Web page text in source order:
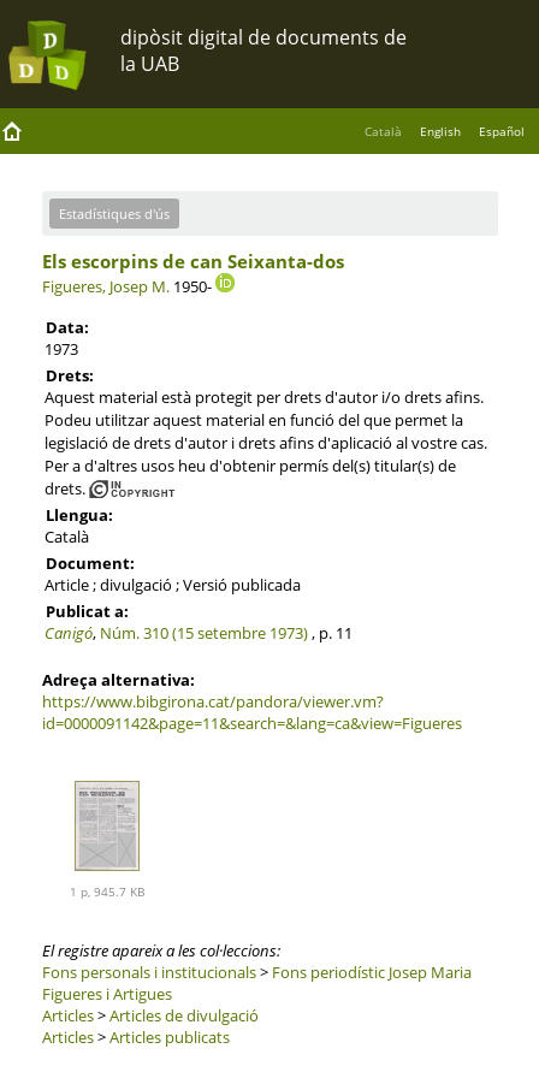
Català English Español
Estadístiques d'ús
Els escorpins de can Seixanta-dos
Figueres, Josep M.1950-
Data:
1973
Drets:
Aquest material està protegit per drets d'autor i/o drets afins.
Podeu utilitzar aquest material en funció del que permet la
legislació de drets d'autor i drets afins d'aplicació al vostre cas.
Per a d'altres usos heu d'obtenir permís del(s) titular(s) de
drets.
Llengua:
Català
Document:
Article ; divulgació ; Versió publicada
Publicat a:
Canigó, Núm. 310 (15 setembre 1973), p. 11
Adreça alternativa:
https://www.bibgirona.cat/pandora/viewer.vm?
id=0000091142&page=11&search=&lang=ca&view=Figueres
1 p, 945.7 KB
El registre apareix a les col·leccions:
Fons personals i institucionals> Fons periodístic Josep Maria
Figueres i Artigues
Articles>Articles de divulgació
Articles>Articles publicats